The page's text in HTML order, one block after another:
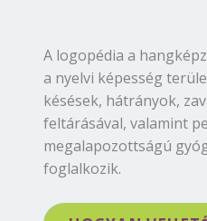
A logopédia a
a nyelvi képesség
késések, hátrányok,
feltárásával, valamint
megalapozottságú
foglalkozik.